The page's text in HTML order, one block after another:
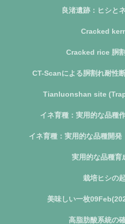
良渚遺跡：ヒシと
Cracked
Cracked rice 胴
CT-Scanによる胴割れ耐性
Tianluonshan site
イネ育種：実用的な品種
イネ育種：実用的な品種開
実用的な品種育
栽培ヒシの
美味しい一枚
高脂肪酸系統の